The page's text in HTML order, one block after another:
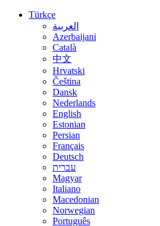
Türkçe
العربية
Azerbaijani
Català
中文
Hrvatski
Čeština
Dansk
Nederlands
English
Estonian
Persian
Français
Deutsch
עברית
Magyar
Italiano
Macedonian
Norwegian
Português